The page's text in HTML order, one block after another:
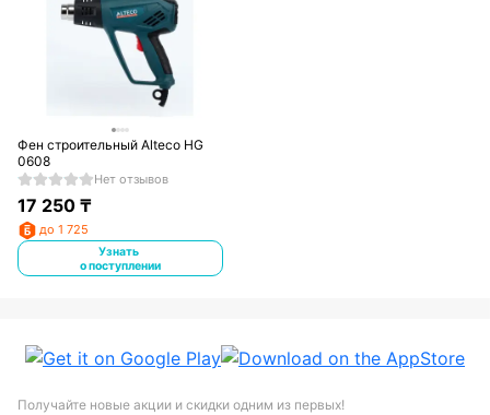
Фен строительный Alteco HG
0608
Нет отзывов
17 250₸
до 1 725
Узнать
о поступлении
Получайте новые акции и скидки одним из первых!